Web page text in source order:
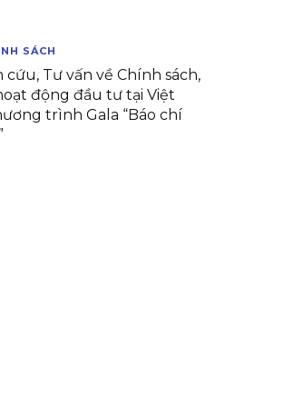
SÁCH
cứu, Tư vấn về Chính sách,
động đầu tư tại Việt
trình Gala “Báo chí